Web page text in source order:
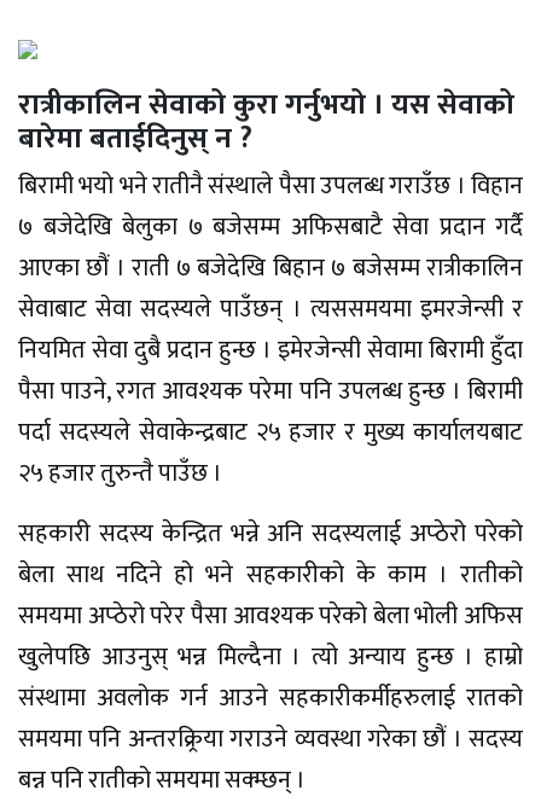
रात्रीकालिन सेवाको कुरा गर्नुभयो । यस सेवाको
बारेमा बताईदिनुस् न ?
बिरामी भयो भने रातीनै संस्थाले पैसा उपलब्ध गराउँछ । विहान
७ बजेदेखि बेलुका ७ बजेसम्म अफिसबाटै सेवा प्रदान गर्दै
आएका छौं । राती ७ बजेदेखि बिहान ७ बजेसम्म रात्रीकालिन
सेवाबाट सेवा सदस्यले पाउँछन् । त्यससमयमा इमरजेन्सी र
नियमित सेवा दुबै प्रदान हुन्छ । इमेरजेन्सी सेवामा बिरामी हुँदा
पैसा पाउने, रगत आवश्यक परेमा पनि उपलब्ध हुन्छ । बिरामी
पर्दा सदस्यले सेवाकेन्द्रबाट २५ हजार र मुख्य कार्यालयबाट
२५ हजार तुरुन्तै पाउँछ ।
सहकारी सदस्य केन्द्रित भन्ने अनि सदस्यलाई अप्ठेरो परेको
बेला साथ नदिने हो भने सहकारीको के काम । रातीको
समयमा अप्ठेरो परेर पैसा आवश्यक परेको बेला भोली अफिस
खुलेपछि आउनुस् भन्न मिल्दैना । त्यो अन्याय हुन्छ । हाम्रो
संस्थामा अवलोक गर्न आउने सहकारीकर्मीहरुलाई रातको
समयमा पनि अन्तरक्र्रिया गराउने व्यवस्था गरेका छौं । सदस्य
बन्न पनि रातीको समयमा सक्म्छन् ।